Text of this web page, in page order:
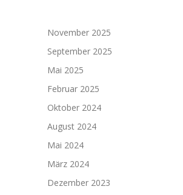
November 2025
September 2025
Mai 2025
Februar 2025
Oktober 2024
August 2024
Mai 2024
März 2024
Dezember 2023